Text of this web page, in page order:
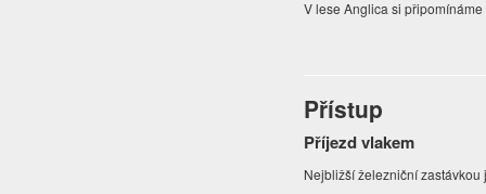
V lese Anglica si
Přístup
Příjezd vlakem
Nejbližší železniční